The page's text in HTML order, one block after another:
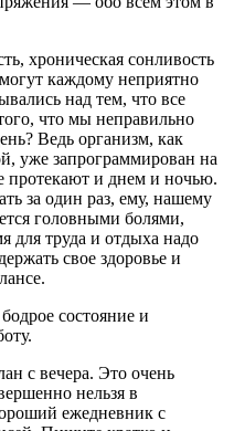
хроническая сонливость
каждому неприятно
над тем, что все
что мы неправильно
Ведь организм, как
уже запрограммирован на
протекают и днем и ночью.
за один раз, ему, нашему
головными болями,
для труда и отдыха надо
свое здоровье и
состояние и
с вечера. Это очень
нельзя в
ежедневник с